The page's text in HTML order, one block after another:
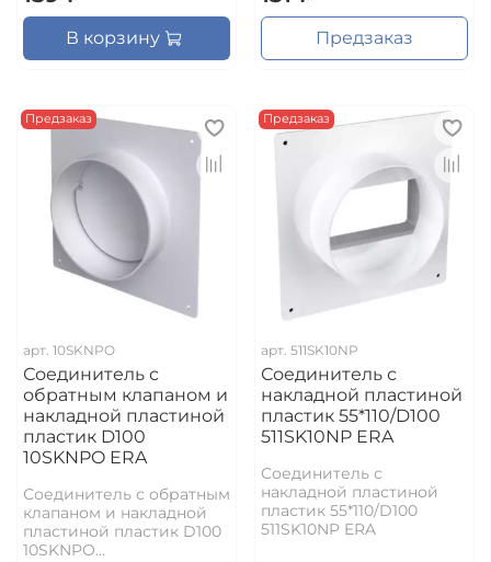
В корзину Предзаказ
Предзаказ
арт. 10SKNPO
Соединитель с
обратным клапаном и
накладной пластиной
пластик D100
10SKNPO ERA
Соединитель с обратным
клапаном и накладной
пластиной пластик D100
10SKNPO...
Предзаказ
арт. 511SK10NP
Соединитель с
накладной пластиной
пластик 55*110/D100
511SK10NP ERA
Соединитель с
накладной пластиной
пластик 55*110/D100
511SK10NP ERA